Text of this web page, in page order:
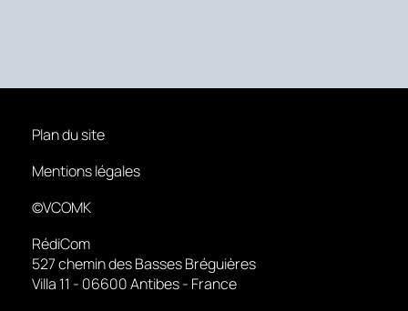
Plan du site
Mentions légales
©VCOMK
RédiCom
527 chemin des Basses Bréguières
Villa 11 - 06600 Antibes - France